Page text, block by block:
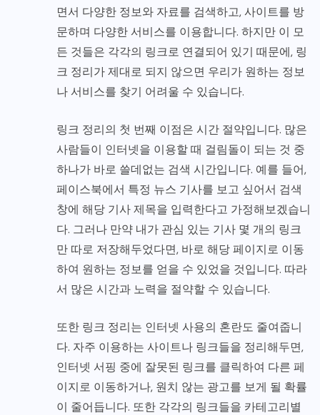
면서 다양한 정보와 자료를 검색하고, 사이트를 방
문하며 다양한 서비스를 이용합니다. 하지만 이 모
든 것들은 각각의 링크로 연결되어 있기 때문에, 링
크 정리가 제대로 되지 않으면 우리가 원하는 정보
나 서비스를 찾기 어려울 수 있습니다.
링크 정리의 첫 번째 이점은 시간 절약입니다. 많은
사람들이 인터넷을 이용할 때 걸림돌이 되는 것 중
하나가 바로 쓸데없는 검색 시간입니다. 예를 들어,
페이스북에서 특정 뉴스 기사를 보고 싶어서 검색
창에 해당 기사 제목을 입력한다고 가정해보겠습니
다. 그러나 만약 내가 관심 있는 기사 몇 개의 링크
만 따로 저장해두었다면, 바로 해당 페이지로 이동
하여 원하는 정보를 얻을 수 있었을 것입니다. 따라
서 많은 시간과 노력을 절약할 수 있습니다.
또한 링크 정리는 인터넷 사용의 혼란도 줄여줍니
다. 자주 이용하는 사이트나 링크들을 정리해두면,
인터넷 서핑 중에 잘못된 링크를 클릭하여 다른 페
이지로 이동하거나, 원치 않는 광고를 보게 될 확률
이 줄어듭니다. 또한 각각의 링크들을 카테고리별